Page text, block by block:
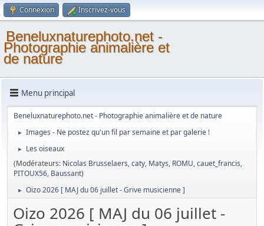
Connexion Inscrivez-vous
Beneluxnaturephoto.net -
Photographie animalière et
de nature
Menu principal
Beneluxnaturephoto.net - Photographie animalière et de nature
► Images - Ne postez qu'un fil par semaine et par galerie !
►
Les oiseaux
(Modérateurs: Nicolas Brusselaers,caty, Matys, ROMU,cauet_francis,
PITOUX56, Baussant)
► Oizo 2026 [ MAJ du 06 juillet - Grive musicienne ]
Oizo 2026 [ MAJ du 06 juillet -